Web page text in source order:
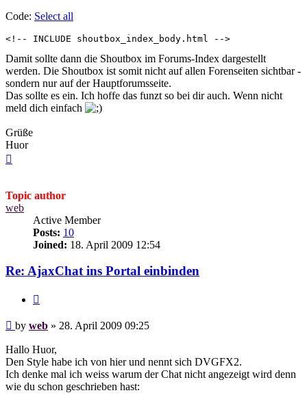
Code: Select all
Damit sollte dann die Shoutbox im Forums-Index dargestellt
werden. Die Shoutbox ist somit nicht auf allen Forenseiten sichtbar -
sondern nur auf der Hauptforumsseite.
Das sollte es ein. Ich hoffe das funzt so bei dir auch. Wenn nicht
meld dich einfach
Grüße
Huor
Topic author
web
Active Member
Posts: 10
Joined: 18. April 2009 12:54
Re: AjaxChat ins Portal einbinden
Post
by web » 28. April 2009 09:25
Hallo Huor,
Den Style habe ich von hier und nennt sich DVGFX2.
Ich denke mal ich weiss warum der Chat nicht angezeigt wird denn
wie du schon geschrieben hast: